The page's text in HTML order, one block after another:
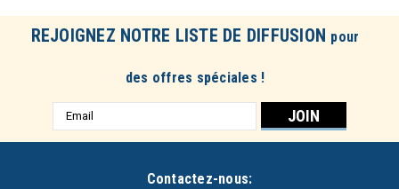
REJOIGNEZ NOTRE LISTE DE DIFFUSION pour
des offres spéciales !
Adresse
e-
Contactez-nous: